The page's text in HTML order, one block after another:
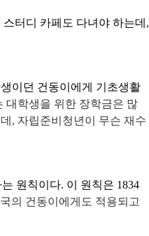
스터디 카페도 다녀야 하는데 ,
이던 건동이에게 기초생활
대학생을 위한 장학금은 많
, 자립준비청년이 무슨 재수
원칙이다. 이 원칙은 1834
의 건동이에게도 적용되고